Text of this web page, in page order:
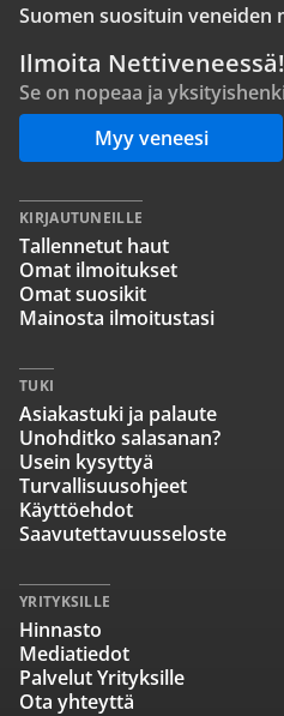
Suomen suosituin veneiden
Ilmoita Nettiveneessä!
Se on nopeaa ja
Myy veneesi
KIRJAUTUNEILLE
Tallennetut haut
Omat ilmoitukset
Omat suosikit
Mainosta ilmoitustasi
TUKI
Asiakastuki ja palaute
Unohditko salasanan?
Usein kysyttyä
Turvallisuusohjeet
Käyttöehdot
Saavutettavuusseloste
YRITYKSILLE
Hinnasto
Mediatiedot
Palvelut Yrityksille
Ota yhteyttä